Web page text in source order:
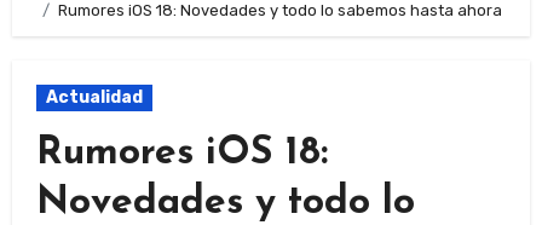
Rumores iOS 18: Novedades y todo lo sabemos hasta ahora
Actualidad
Rumores iOS 18:
Novedades y todo lo